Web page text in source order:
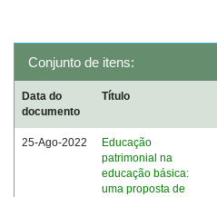
Conjunto de itens:
Data do
documento
Título
25-Ago-2022
Educação
patrimonial na
educação básica:
uma proposta de